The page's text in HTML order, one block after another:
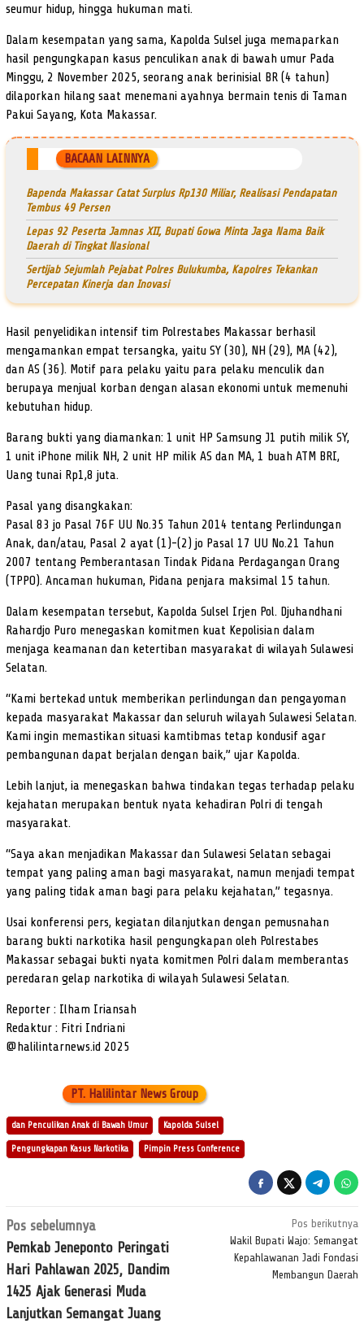
seumur hidup, hingga hukuman mati.
Dalam kesempatan yang sama, Kapolda Sulsel juga memaparkan
hasil pengungkapan kasus penculikan anak di bawah umur Pada
Minggu, 2 November 2025, seorang anak berinisial BR (4 tahun)
dilaporkan hilang saat menemani ayahnya bermain tenis di Taman
Pakui Sayang, Kota Makassar.
BACAAN LAINNYA
Bapenda Makassar Catat Surplus Rp130 Miliar, Realisasi Pendapatan
Tembus 49 Persen
Lepas 92 Peserta Jamnas XII, Bupati Gowa Minta Jaga Nama Baik
Daerah di Tingkat Nasional
Sertijab Sejumlah Pejabat Polres Bulukumba, Kapolres Tekankan
Percepatan Kinerja dan Inovasi
Hasil penyelidikan intensif tim Polrestabes Makassar berhasil
mengamankan empat tersangka, yaitu SY (30), NH (29), MA (42),
dan AS (36). Motif para pelaku yaitu para pelaku menculik dan
berupaya menjual korban dengan alasan ekonomi untuk memenuhi
kebutuhan hidup.
Barang bukti yang diamankan: 1 unit HP Samsung J1 putih milik SY,
1 unit iPhone milik NH, 2 unit HP milik AS dan MA, 1 buah ATM BRI,
Uang tunai Rp1,8 juta.
Pasal yang disangkakan:
Pasal 83 jo Pasal 76F UU No.35 Tahun 2014 tentang Perlindungan
Anak, dan/atau, Pasal 2 ayat (1)-(2) jo Pasal 17 UU No.21 Tahun
2007 tentang Pemberantasan Tindak Pidana Perdagangan Orang
(TPPO). Ancaman hukuman, Pidana penjara maksimal 15 tahun.
Dalam kesempatan tersebut, Kapolda Sulsel Irjen Pol. Djuhandhani
Rahardjo Puro menegaskan komitmen kuat Kepolisian dalam
menjaga keamanan dan ketertiban masyarakat di wilayah Sulawesi
Selatan.
“Kami bertekad untuk memberikan perlindungan dan pengayoman
kepada masyarakat Makassar dan seluruh wilayah Sulawesi Selatan.
Kami ingin memastikan situasi kamtibmas tetap kondusif agar
pembangunan dapat berjalan dengan baik,” ujar Kapolda.
Lebih lanjut, ia menegaskan bahwa tindakan tegas terhadap pelaku
kejahatan merupakan bentuk nyata kehadiran Polri di tengah
masyarakat.
“Saya akan menjadikan Makassar dan Sulawesi Selatan sebagai
tempat yang paling aman bagi masyarakat, namun menjadi tempat
yang paling tidak aman bagi para pelaku kejahatan,” tegasnya.
Usai konferensi pers, kegiatan dilanjutkan dengan pemusnahan
barang bukti narkotika hasil pengungkapan oleh Polrestabes
Makassar sebagai bukti nyata komitmen Polri dalam memberantas
peredaran gelap narkotika di wilayah Sulawesi Selatan.
Reporter : Ilham Iriansah
Redaktur : Fitri Indriani
@halilintarnews.id 2025
PT. Halilintar News Group
dan Penculikan Anak di Bawah Umur Kapolda Sulsel
Pengungkapan Kasus Narkotika Pimpin Press Conference
Navigasi
pos
Pos sebelumnya
Pemkab Jeneponto Peringati
Hari Pahlawan 2025, Dandim
1425 Ajak Generasi Muda
Lanjutkan Semangat Juang
Pos berikutnya
Wakil Bupati Wajo: Semangat
Kepahlawanan Jadi Fondasi
Membangun Daerah